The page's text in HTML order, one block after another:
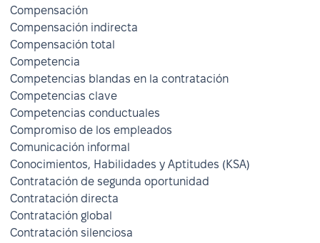
Compensación
Compensación indirecta
Compensación total
Competencia
Competencias blandas en la contratación
Competencias clave
Competencias conductuales
Compromiso de los empleados
Comunicación informal
Conocimientos, Habilidades y Aptitudes (KSA)
Contratación de segunda oportunidad
Contratación directa
Contratación global
Contratación silenciosa